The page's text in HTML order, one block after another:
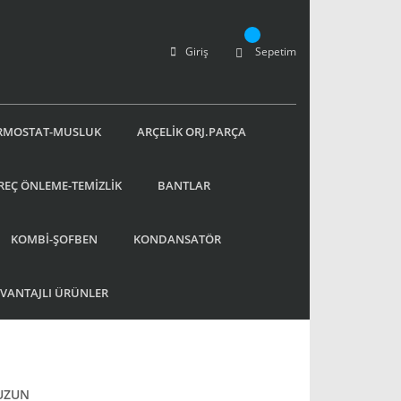
Giriş Sepetim
MUSLUK ARÇELİK ORJ.PARÇA
ÖNLEME-TEMİZLİK BANTLAR
KOMBİ-ŞOFBEN KONDANSATÖR
ÜRÜNLER